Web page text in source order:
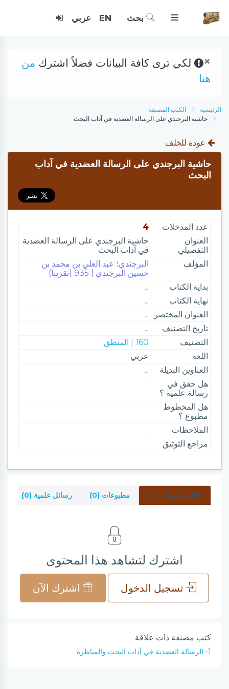
بحث EN عربي
× لكي ترى كافة البيانات فضلاً اشترك من
هنا
الرئيسية
الكتب المصنفة
حاشية البرجندي على الرسالة العضدية في آداب البحث
عودة للخلف
حاشية البرجندي على الرسالة العضدية في آداب
البحث
عدد المدخلات
4
العنوان
التفصيلي
حاشية البرجندي على الرسالة العضدية
في آداب البحث
المؤلف
البرجندي؛ عبد العلي بن محمد بن
حسين البرجندي | 935 (تقريبا)
بداية الكتاب
...
نهاية الكتاب
...
العنوان المختصر
...
تاريخ التصنيف
...
التصنيف
160 | المنطق
اللغة
عربي
العناوين البديلة
...
هل حقق في
رسالة علمية ؟
هل المخطوط
مطبوع ؟
الملاحظات
مراجع التوثيق
المخطوطات (2) مطبوعات (0) رسائل علمية (0)
اشترك لتشاهد هذا المحتوى
تسجيل الدخول اشترك الآن
كتب مصنفة ذات علاقة
1- الرسالة العضدية في آداب البحث والمناظرة